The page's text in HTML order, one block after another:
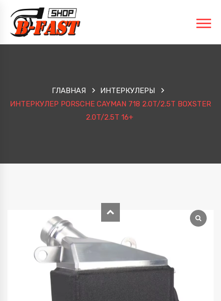
ГЛАВНАЯ
ИНТЕРКУЛЕРЫ
ИНТЕРКУЛЕР PORSCHE CAYMAN 718 2.0T/2.5T BOXSTER
2.0T/2.5T 16+